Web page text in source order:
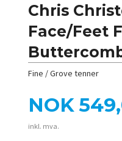
Chris
Face/Feet
Fine / Grove tenner
Pris
NOK
inkl. mva.